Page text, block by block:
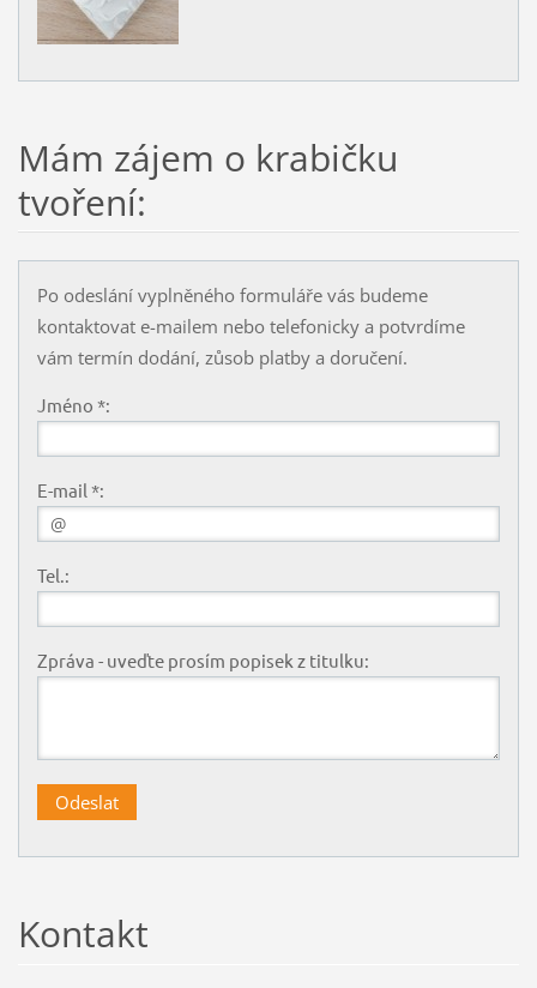
Mám zájem o krabičku
tvoření:
Po odeslání vyplněného formuláře vás budeme
kontaktovat e-mailem nebo telefonicky a potvrdíme
vám termín dodání, zůsob platby a doručení.
Jméno *:
E-mail *:
Tel.:
Zpráva - uveďte prosím popisek z titulku:
Kontakt